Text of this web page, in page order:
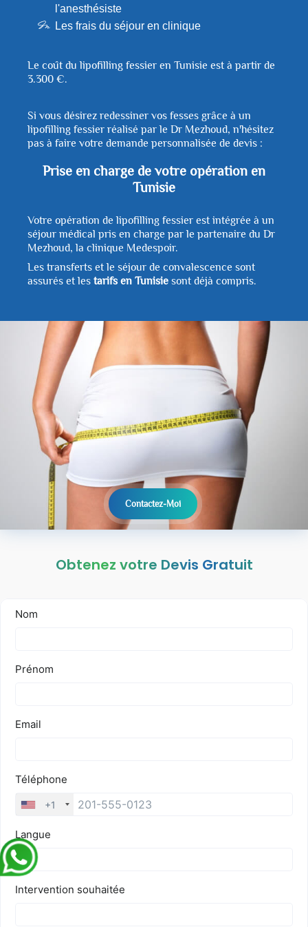
Contactez-Moi
l'anesthésiste
Les frais du séjour en clinique
Le coût du lipofilling fessier en Tunisie est à partir de
3.300 €.
Si vous désirez redessiner vos fesses grâce à un
lipofilling fessier réalisé par le Dr Mezhoud, n'hésitez
pas à faire votre demande personnalisée de devis :
Prise en charge de votre opération en
Tunisie
Votre opération de lipofilling fessier est intégrée à un
séjour médical pris en charge par le partenaire du Dr
Mezhoud, la clinique Medespoir.
Les transferts et le séjour de convalescence sont
assurés et les tarifs en Tunisie sont déjà compris.
Obtenez votre Devis Gratuit